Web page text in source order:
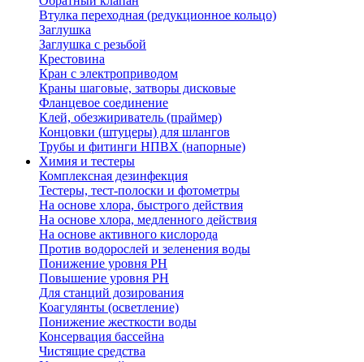
Втулка переходная (редукционное кольцо)
Заглушка
Заглушка с резьбой
Крестовина
Кран с электроприводом
Краны шаговые, затворы дисковые
Фланцевое соединение
Клей, обезжириватель (праймер)
Концовки (штуцеры) для шлангов
Трубы и фитинги НПВХ (напорные)
Химия и тестеры
Комплексная дезинфекция
Тестеры, тест-полоски и фотометры
На основе хлора, быстрого действия
На основе хлора, медленного действия
На основе активного кислорода
Против водорослей и зеленения воды
Понижение уровня РН
Повышение уровня РН
Для станций дозирования
Коагулянты (осветление)
Понижение жесткости воды
Консервация бассейна
Чистящие средства